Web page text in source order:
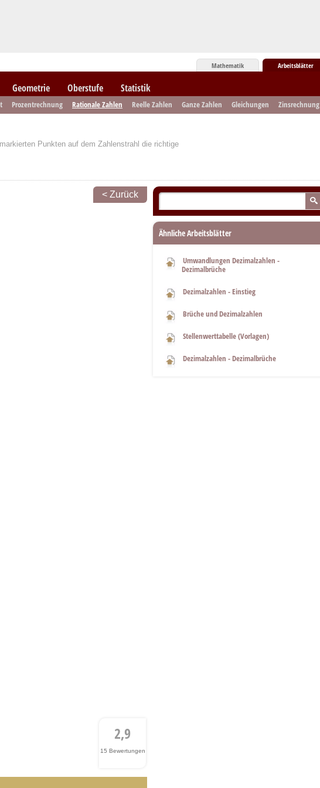
Mathematik Arbeitsblätter
Geometrie Oberstufe Statistik
Prozentrechnung Rationale Zahlen Reelle Zahlen Ganze Zahlen Gleichungen Zinsrechnung
Punkten auf dem Zahlenstrahl die richtige
< Zurück
2,9
15 Bewertungen
Ähnliche Arbeitsblätter
Umwandlungen Dezimalzahlen -
Dezimalbrüche
Dezimalzahlen - Einstieg
Brüche und Dezimalzahlen
Stellenwerttabelle (Vorlagen)
Dezimalzahlen - Dezimalbrüche